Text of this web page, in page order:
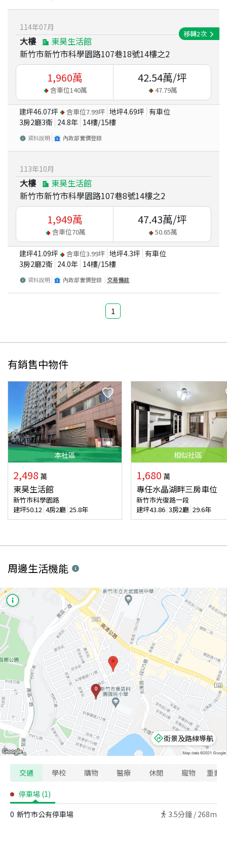
114年07月
大樓
東昊生活館
新竹市新竹市科學園路107巷18號14樓之2
移轉2次
1,960萬
含車位140萬
42.54萬/坪
47.79萬
建坪46.07坪 含車位7.99坪 地坪4.69坪 有車位
3房2廳3衛 24.8年 14樓/15樓
資料說明 內政部實價登錄
113年10月
大樓
東昊生活館
新竹市新竹市科學園路107巷8號14樓之2
1,949萬
含車位70萬
47.43萬/坪
50.65萬
建坪41.09坪 含車位3.99坪 地坪4.3坪 有車位
3房2廳2衛 24.0年 14樓/15樓
資料說明 內政部實價登錄 交易備註
1
有銷售中物件
本社區
2,498 萬
東昊生活館
新竹市科學園路
建坪50.12 4房2廳 25.8年
相似社區
1,680 萬
專任水晶湖畔三房車位
新竹市光復路一段
建坪43.86 3房2廳 29.6年
周邊生活機能
街景及路線導航
交通 學校 購物 醫療 休閒 寵物 重要
停車場 (1)
0 新竹市公有停車場 3.5分鐘 / 268m